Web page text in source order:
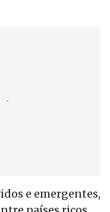
e emergentes,